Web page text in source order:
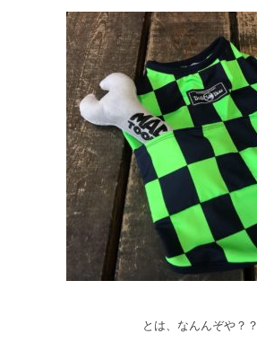
とは、なんんぞや？？